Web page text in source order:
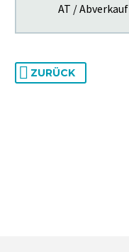
AT / Abverkauf
ZURÜCK